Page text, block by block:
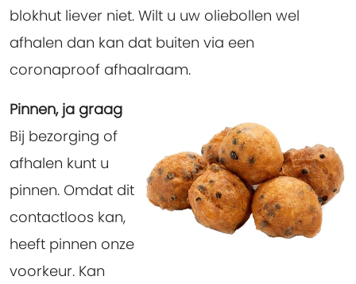
blokhut liever niet. Wilt u uw oliebollen wel
afhalen dan kan dat buiten via een
coronaproof afhaalraam.
Pinnen, ja graag
Bij bezorging of
afhalen kunt u
pinnen. Omdat dit
contactloos kan,
heeft pinnen onze
voorkeur. Kan